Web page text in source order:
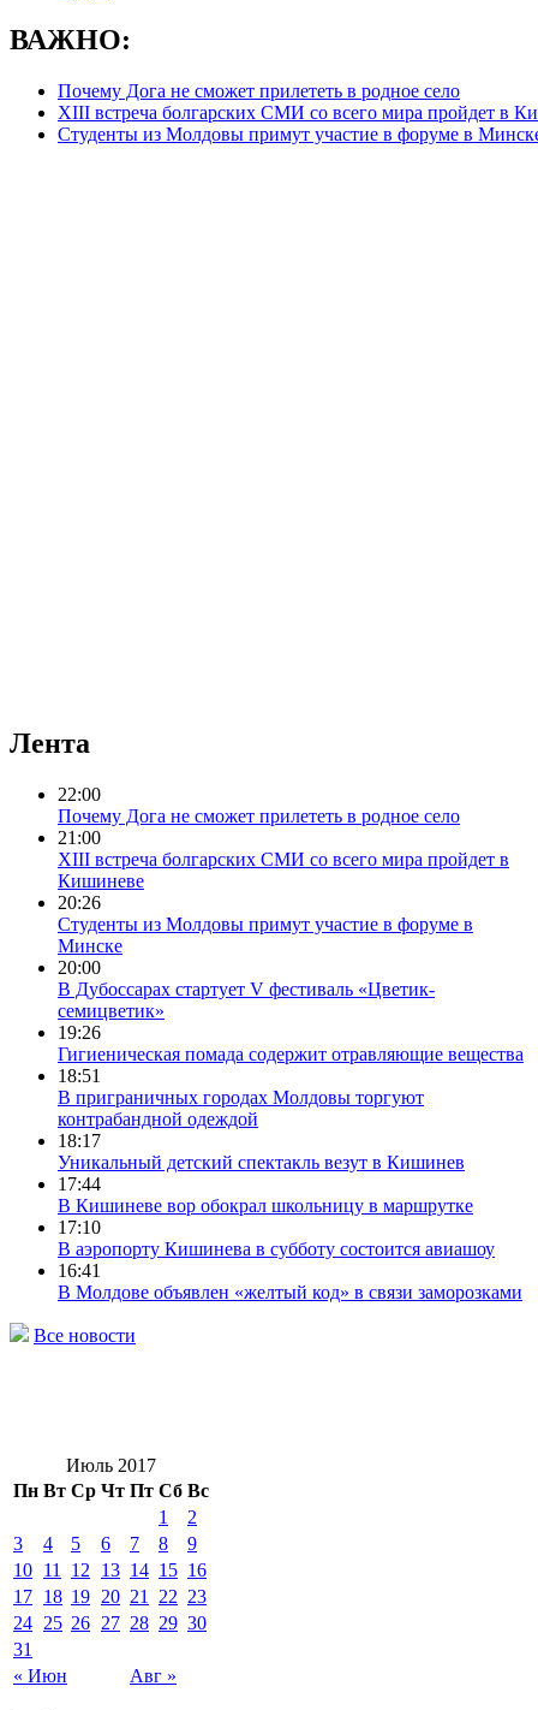
ВАЖНО:
Почему Дога не сможет прилететь в родное село
ХIII встреча болгарских СМИ со всего мира пройдет в
Студенты из Молдовы примут участие в форуме в
Лента
22:00
Почему Дога не сможет прилететь в родное село
21:00
ХIII встреча болгарских СМИ со всего мира пройдет в
Кишиневе
20:26
Студенты из Молдовы примут участие в форуме в
Минске
20:00
В Дубоссарах стартует V фестиваль «Цветик-
семицветик»
19:26
Гигиеническая помада содержит отравляющие вещества
18:51
В приграничных городах Молдовы торгуют
контрабандной одеждой
18:17
Уникальный детский спектакль везут в Кишинев
17:44
В Кишиневе вор обокрал школьницу в маршрутке
17:10
В аэропорту Кишинева в субботу состоится авиашоу
16:41
В Молдове объявлен «желтый код» в связи заморозками
Все новости
Июль 2017
Пн Вт Ср Чт Пт Сб Вс
« Июн Авг »
1
2
3
4 5 6 7 8
9
10 11 12 13 14 15 16
17 18 19 20 21 22 23
24 25 26 27 28 29 30
31